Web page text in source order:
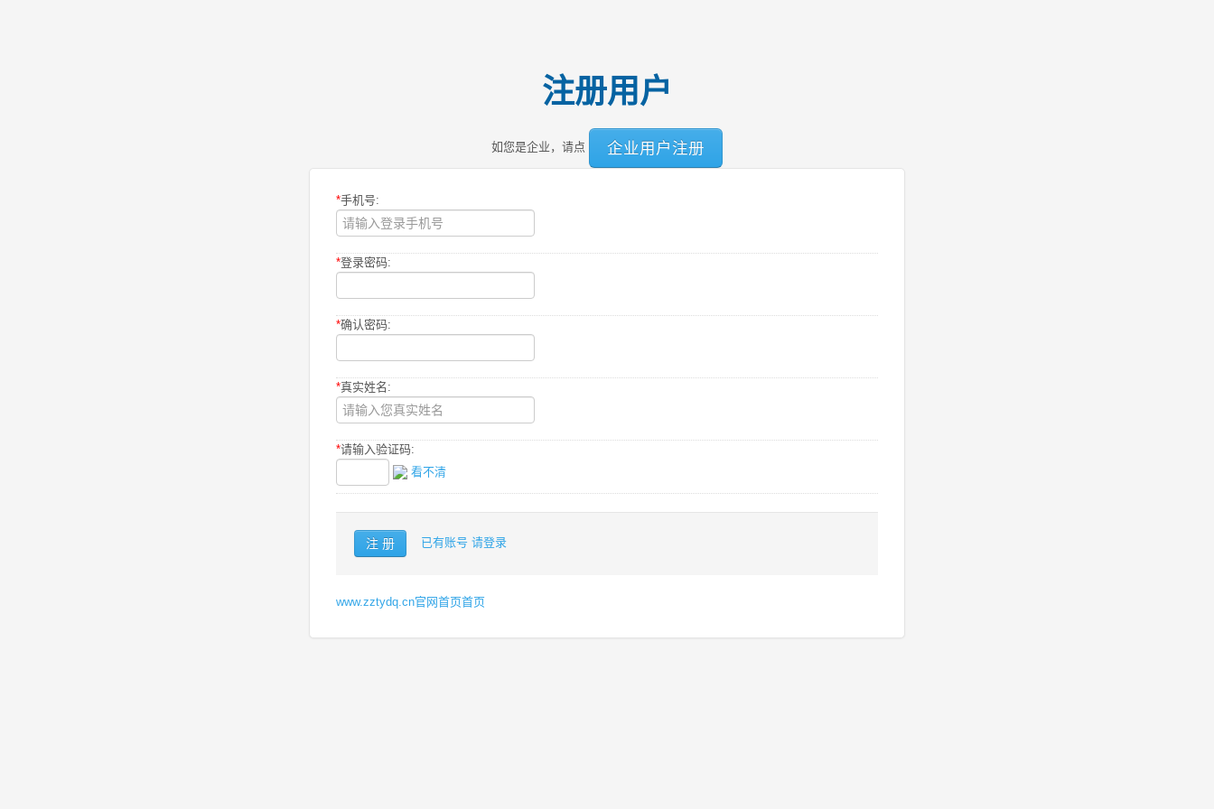
注册用户
如您是企业，请点 企业用户注册
*手机号:
*登录密码:
*确认密码:
*真实姓名:
*请输入验证码:
看不清
已有账号 请登录
www.zztydq.cn官网首页首页